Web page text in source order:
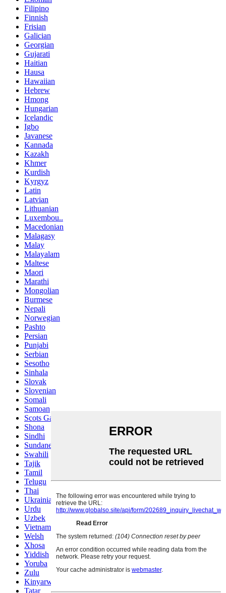
Filipino
Finnish
Frisian
Galician
Georgian
Gujarati
Haitian
Hausa
Hawaiian
Hebrew
Hmong
Hungarian
Icelandic
Igbo
Javanese
Kannada
Kazakh
Khmer
Kurdish
Kyrgyz
Latin
Latvian
Lithuanian
Luxembou..
Macedonian
Malagasy
Malay
Malayalam
Maltese
Maori
Marathi
Mongolian
Burmese
Nepali
Norwegian
Pashto
Persian
Punjabi
Serbian
Sesotho
Sinhala
Slovak
Slovenian
Somali
Samoan
Scots Gaelic
Shona
Sindhi
Sundanese
Swahili
Tajik
Tamil
Telugu
Thai
Ukrainian
Urdu
Uzbek
Vietnamese
Welsh
Xhosa
Yiddish
Yoruba
Zulu
Kinyarwanda
Tatar